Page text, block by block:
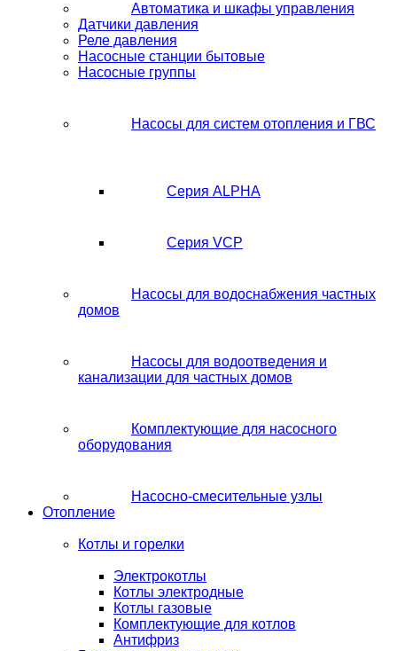
Автоматика и шкафы управления
Датчики давления
Реле давления
Насосные станции бытовые
Насосные группы
Насосы для систем отопления и ГВС
Серия ALPHA
Серия VCP
Насосы для водоснабжения частных
домов
Насосы для водоотведения и
канализации для частных домов
Комплектующие для насосного
оборудования
Насосно-смесительные узлы
Отопление
Котлы и горелки
Электрокотлы
Котлы электродные
Котлы газовые
Комплектующие для котлов
Антифриз